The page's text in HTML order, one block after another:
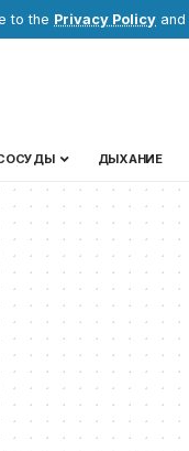
to the Privacy Policy and
ДЫХАНИЕ